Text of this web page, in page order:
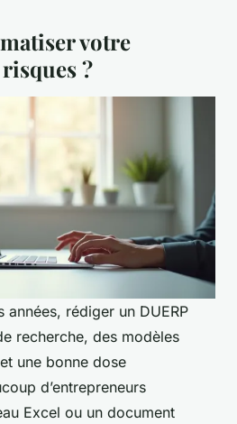
votre
?
années, rédiger un DUERP
recherche, des modèles
une bonne dose
d’entrepreneurs
Excel ou un document